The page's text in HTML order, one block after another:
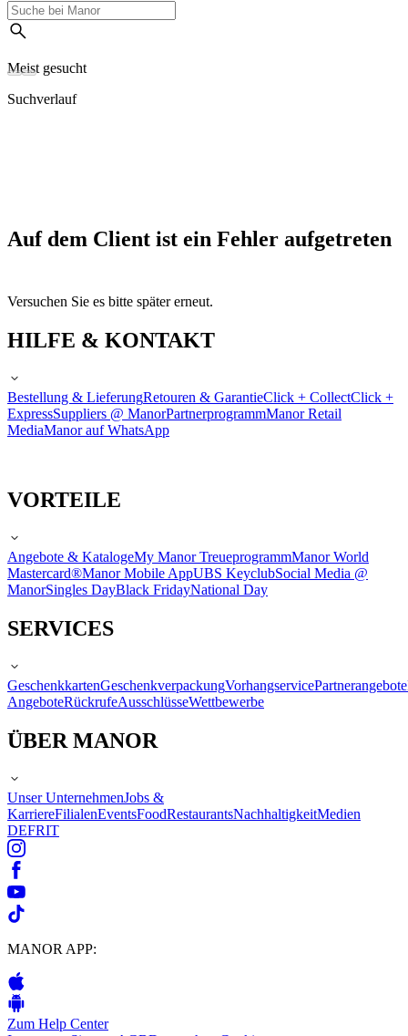
Meist gesucht
Suchverlauf
Auf dem Client ist ein Fehler aufgetreten
Versuchen Sie es bitte später erneut.
HILFE & KONTAKT
Bestellung & LieferungRetouren & GarantieClick + CollectClick +
ExpressSuppliers @ ManorPartnerprogrammManor Retail
MediaManor auf WhatsApp
VORTEILE
Angebote & KatalogeMy Manor TreueprogrammManor World
Mastercard®Manor Mobile AppUBS KeyclubSocial Media @
ManorSingles DayBlack FridayNational Day
SERVICES
GeschenkkartenGeschenkverpackungVorhangservicePartnerangebote
AngeboteRückrufeAusschlüsseWettbewerbe
ÜBER MANOR
Unser UnternehmenJobs &
KarriereFilialenEventsFoodRestaurantsNachhaltigkeitMedien
DEFRIT
MANOR APP:
Zum Help Center